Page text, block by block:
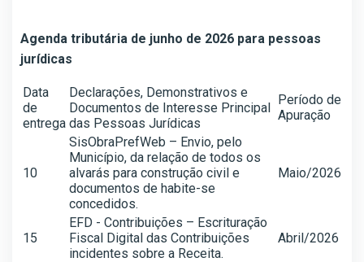
Agenda tributária de junho de 2026 para pessoas
jurídicas
Data
de
entrega
Declarações, Demonstrativos e
Documentos de Interesse Principal
das Pessoas Jurídicas
Período de
Apuração
10
SisObraPrefWeb – Envio, pelo
Município, da relação de todos os
alvarás para construção civil e
documentos de habite-se
concedidos.
Maio/2026
15
EFD - Contribuições – Escrituração
Fiscal Digital das Contribuições
incidentes sobre a Receita.
Abril/2026